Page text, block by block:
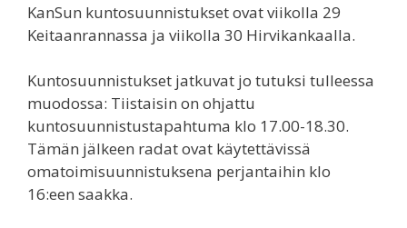
KanSun kuntosuunnistukset ovat viikolla 29
Keitaanrannassa ja viikolla 30 Hirvikankaalla.
Kuntosuunnistukset jatkuvat jo tutuksi tulleessa
muodossa: Tiistaisin on ohjattu
kuntosuunnistustapahtuma klo 17.00-18.30.
Tämän jälkeen radat ovat käytettävissä
omatoimisuunnistuksena perjantaihin klo
16:een saakka.